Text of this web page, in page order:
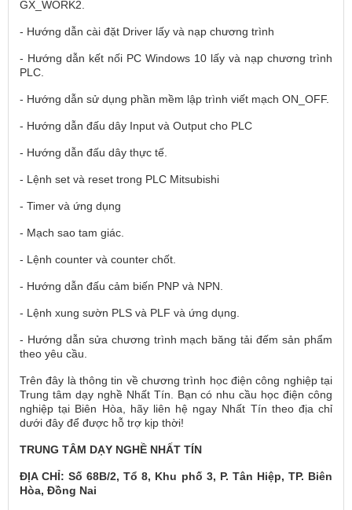
GX_WORK2.
- Hướng dẫn cài đặt Driver lấy và nạp chương trình
- Hướng dẫn kết nối PC Windows 10 lấy và nạp chương trình
PLC.
- Hướng dẫn sử dụng phần mềm lập trình viết mạch ON_OFF.
- Hướng dẫn đấu dây Input và Output cho PLC
- Hướng dẫn đấu dây thực tế.
- Lệnh set và reset trong PLC Mitsubishi
- Timer và ứng dụng
- Mạch sao tam giác.
- Lệnh counter và counter chốt.
- Hướng dẫn đấu cảm biến PNP và NPN.
- Lệnh xung sườn PLS và PLF và ứng dụng.
- Hướng dẫn sửa chương trình mạch băng tải đếm sản phẩm
theo yêu cầu.
Trên đây là thông tin về chương trình học điện công nghiệp tại
Trung tâm dạy nghề Nhất Tín. Bạn có nhu cầu học điện công
nghiệp tại Biên Hòa, hãy liên hệ ngay Nhất Tín theo địa chỉ
dưới đây để được hỗ trợ kịp thời!
TRUNG TÂM DẠY NGHỀ NHẤT TÍN
ĐỊA CHỈ: Số 68B/2, Tổ 8, Khu phố 3, P. Tân Hiệp, TP. Biên
Hòa, Đồng Nai